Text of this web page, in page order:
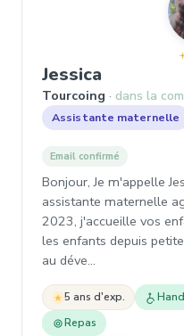
Jessica
Tourcoing dans la
Assistante maternelle
Email confirmé
Bonjour, Je m'appelle
assistante maternelle
2023, j'accueille vos
les enfants depuis
au déve…
5 ans d'exp.
Repas